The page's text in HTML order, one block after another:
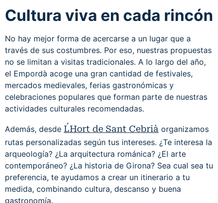
Cultura viva en cada rincón
No hay mejor forma de acercarse a un lugar que a
través de sus costumbres. Por eso, nuestras propuestas
no se limitan a visitas tradicionales. A lo largo del año,
el Empordà acoge una gran cantidad de festivales,
mercados medievales, ferias gastronómicas y
celebraciones populares que forman parte de nuestras
actividades culturales recomendadas.
Además, desde L´Hort de Sant Cebrià organizamos
rutas personalizadas según tus intereses. ¿Te interesa la
arqueología? ¿La arquitectura románica? ¿El arte
contemporáneo? ¿La historia de Girona? Sea cual sea tu
preferencia, te ayudamos a crear un itinerario a tu
medida, combinando cultura, descanso y buena
gastronomía.